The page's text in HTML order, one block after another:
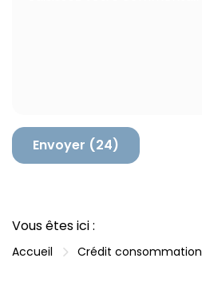
a
i
Vous êtes ici :
Accueil Crédit consommation